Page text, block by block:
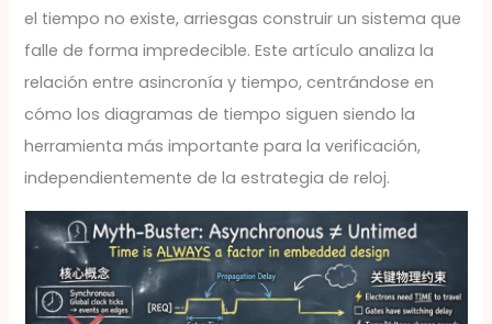
el tiempo no existe, arriesgas construir un sistema que
falle de forma impredecible. Este artículo analiza la
relación entre asincronía y tiempo, centrándose en
cómo los diagramas de tiempo siguen siendo la
herramienta más importante para la verificación,
independientemente de la estrategia de reloj.